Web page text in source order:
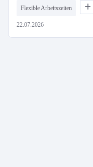
Flexible Arbeitszeiten
22.07.2026